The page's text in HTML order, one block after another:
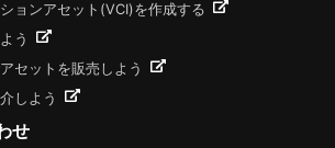
ョンアセット(VCI)を作成する
う
セットを販売しよう
しよう
せ